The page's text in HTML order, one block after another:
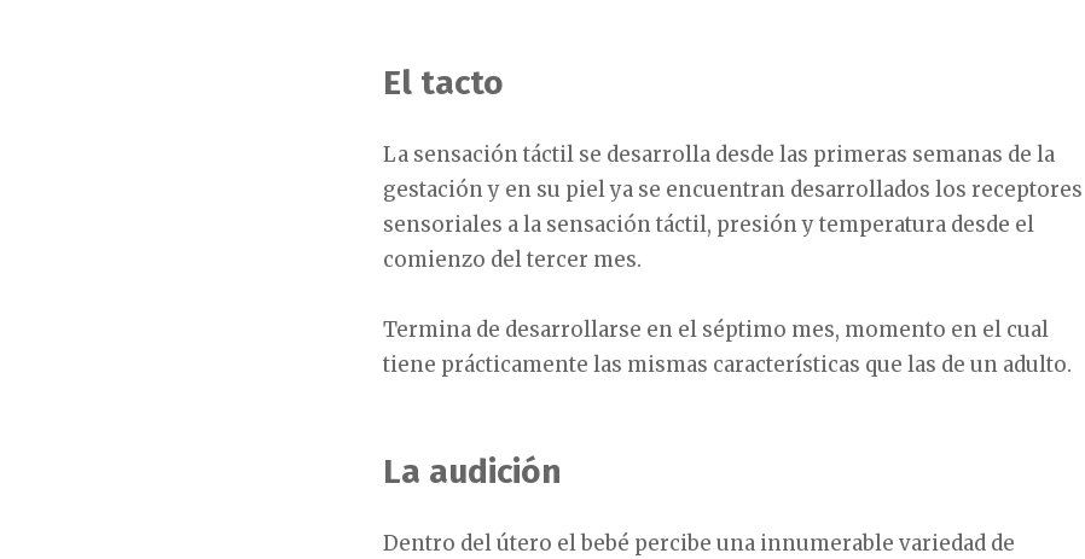
El tacto
La sensación táctil se desarrolla desde las primeras semanas de la
gestación y en su piel ya se encuentran desarrollados los receptores
sensoriales a la sensación táctil, presión y temperatura desde el
comienzo del tercer mes.
Termina de desarrollarse en el séptimo mes, momento en el cual
tiene prácticamente las mismas características que las de un adulto.
La audición
Dentro del útero el bebé percibe una innumerable variedad de